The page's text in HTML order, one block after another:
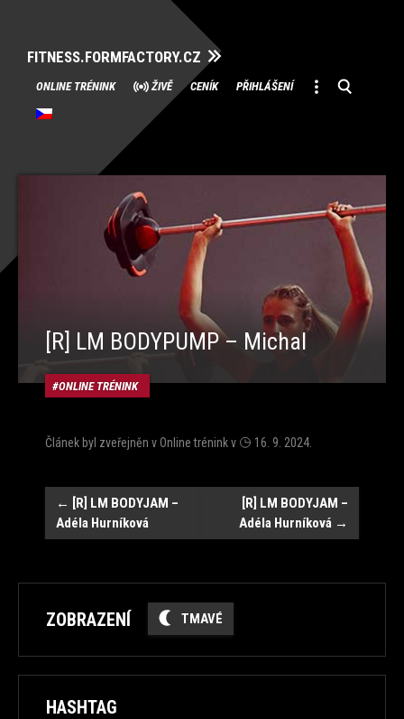
FITNESS.FORMFACTORY.CZ
Přeskočit
na
obsah
ONLINE TRÉNINK ŽIVĚ CENÍK PŘIHLÁŠENÍ
[R] LM BODYPUMP – Michal
ONLINE TRÉNINK
Článek byl zveřejněn vOnline tréninkv 16. 9. 2024
Navigace
← [R] LM BODYJAM –
Adéla Hurníková
[R] LM BODYJAM –
Adéla Hurníková →
ZOBRAZENÍ TMAVÉ
HASHTAG